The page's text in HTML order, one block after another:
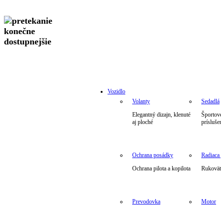
Vozidlo
Volanty
Elegantný dizajn, klenuté
aj ploché
Sedadlá
Ochrana posádky
Ochrana pilota a kopilota
Radiaca
Prevodovka
Motor